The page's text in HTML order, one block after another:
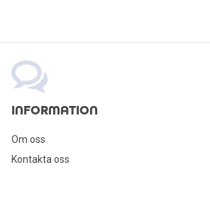
INFORMATION
Om oss
Kontakta oss